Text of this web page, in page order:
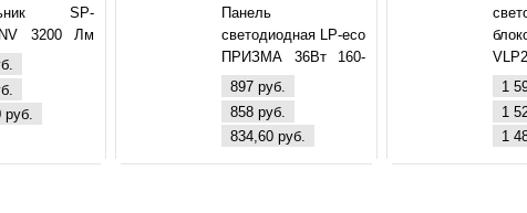
SP-
3200 Лм
ip40 Опал
Панель
светодиодная LP-eco
ПРИЗМА 36Вт 160-
260В 4000К 3000Лм
595х595х25мм +
ЭПРА БЕЛАЯ IP40
ASD
897 руб.
858 руб.
834,60 руб.
40-
1
1
1